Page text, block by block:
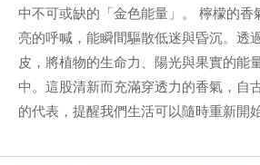
中不可或缺的「金色能量」。 檸檬的香
亮的呼喊，能瞬間驅散低迷與昏沉。透
皮，將植物的生命力、陽光與果實的能
中。這股清新而充滿穿透力的香氣，自
的代表，提醒我們生活可以隨時重新開